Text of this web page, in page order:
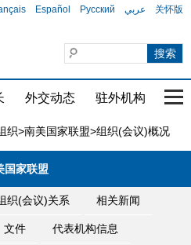
Español Русский عربي 关怀版
外交动态 驻外机构 国
织>南美国家联盟>组织(会议)概况
国家联盟
织(会议)关系 相关新闻
文件 代表机构信息